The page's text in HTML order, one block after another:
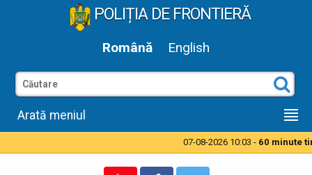
POLIȚIA DE FRONTIERĂ
Română English
Arată meniul
07-08-2026 10:03 - 60 minute